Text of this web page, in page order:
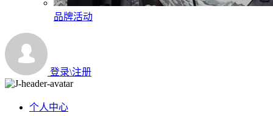
品牌活动
登录\注册
个人中心